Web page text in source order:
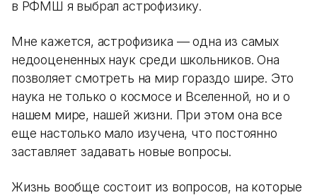
в РФМШ я выбрал астрофизику.
Мне кажется, астрофизика — одна из самых
недооцененных наук среди школьников. Она
позволяет смотреть на мир гораздо шире. Это
наука не только о космосе и Вселенной, но и о
нашем мире, нашей жизни. При этом она все
еще настолько мало изучена, что постоянно
заставляет задавать новые вопросы.
Жизнь вообще состоит из вопросов, на которые